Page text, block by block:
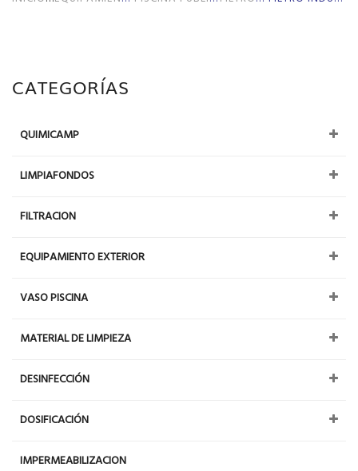
CATEGORÍAS
QUIMICAMP
LIMPIAFONDOS
FILTRACION
EQUIPAMIENTO EXTERIOR
VASO PISCINA
MATERIAL DE LIMPIEZA
DESINFECCIÓN
DOSIFICACIÓN
IMPERMEABILIZACION